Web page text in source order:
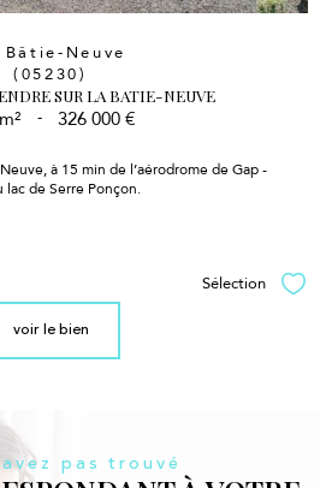
Bâtie-Neuve
(05230)
SUR LA BATIE-NEUVE
- 326 000 €
à 15 min de l’aérodrome de Gap -
lac de Serre Ponçon.
Sélection
voir le bien
pas trouvé